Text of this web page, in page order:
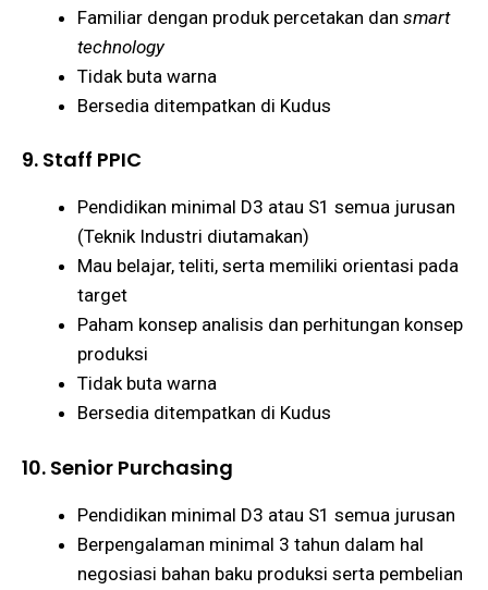
Familiar dengan produk percetakan dan smart
technology
Tidak buta warna
Bersedia ditempatkan di Kudus
9. Staff PPIC
Pendidikan minimal D3 atau S1 semua jurusan
(Teknik Industri diutamakan)
Mau belajar, teliti, serta memiliki orientasi pada
target
Paham konsep analisis dan perhitungan konsep
produksi
Tidak buta warna
Bersedia ditempatkan di Kudus
10. Senior Purchasing
Pendidikan minimal D3 atau S1 semua jurusan
Berpengalaman minimal 3 tahun dalam hal
negosiasi bahan baku produksi serta pembelian